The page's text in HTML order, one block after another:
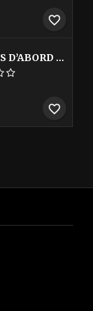
favorite_border
COPAINS D’ABORD LES
favorite_border